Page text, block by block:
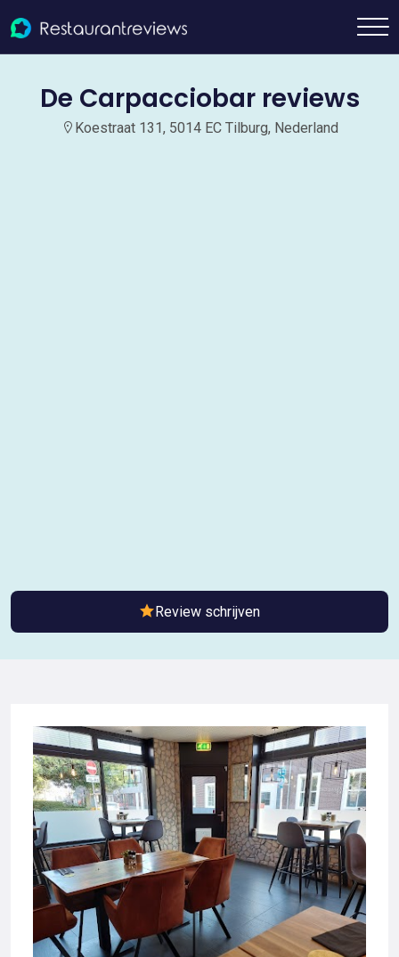
De Carpacciobar reviews
Koestraat 131, 5014 EC Tilburg, Nederland
Review schrijven